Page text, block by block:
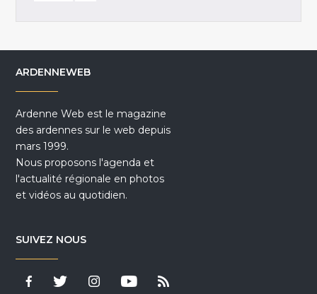
ARDENNEWEB
Ardenne Web est le magazine
des ardennes sur le web depuis
mars 1999.
Nous proposons l'agenda et
l'actualité régionale en photos
et vidéos au quotidien.
SUIVEZ NOUS